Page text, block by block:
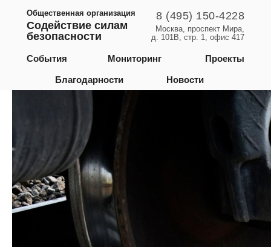
8 (495) 150-4228
Общественная организация
Содействие силам
безопасности
Мониторинг
События
Благодарности Новости
Проекты
Москва, проспект Мира,
д. 101В, стр. 1, офис 417